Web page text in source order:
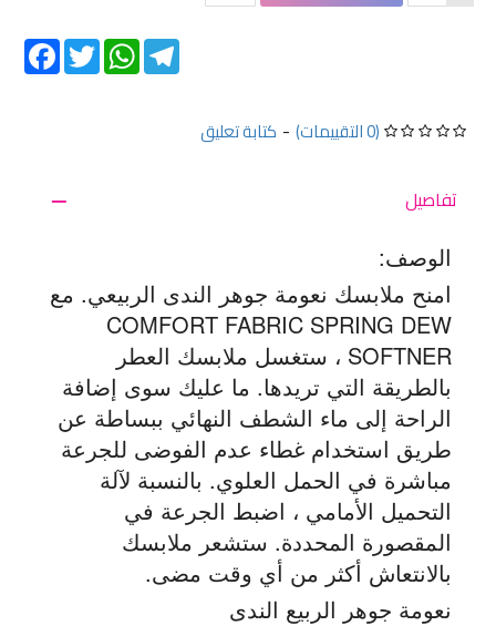
(0 التقييمات) - كتابة تعليق
Twitter
WhatsAppTelegram
تفاصيل
الوصف:
امنح ملابسك نعومة جوهر الندى الربيعي. مع
COMFORT FABRIC SPRING DEW
SOFTNER ، ستغسل ملابسك العطر
بالطريقة التي تريدها. ما عليك سوى إضافة
الراحة إلى ماء الشطف النهائي ببساطة عن
طريق استخدام غطاء عدم الفوضى للجرعة
مباشرة في الحمل العلوي. بالنسبة لآلة
التحميل الأمامي ، اضبط الجرعة في
المقصورة المحددة. ستشعر ملابسك
بالانتعاش أكثر من أي وقت مضى.
نعومة جوهر الربيع الندى